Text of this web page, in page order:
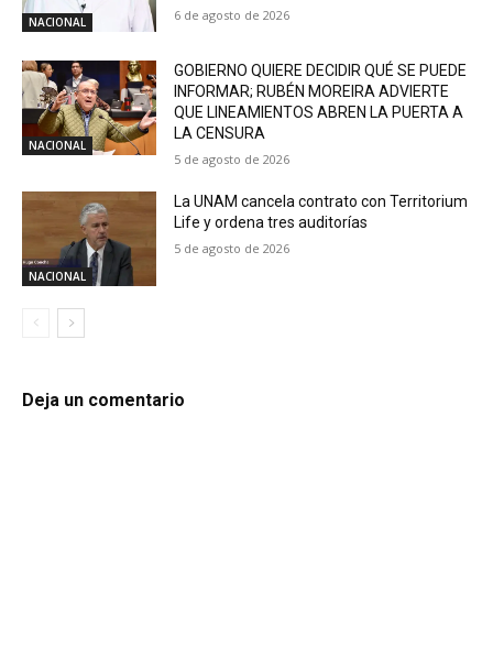
NACIONAL 6 de agosto de 2026
NACIONAL
GOBIERNO QUIERE DECIDIR QUÉ SE PUEDE
INFORMAR; RUBÉN MOREIRA ADVIERTE
QUE LINEAMIENTOS ABREN LA PUERTA A
LA CENSURA
5 de agosto de 2026
NACIONAL
La UNAM cancela contrato con Territorium
Life y ordena tres auditorías
5 de agosto de 2026
Deja un comentario